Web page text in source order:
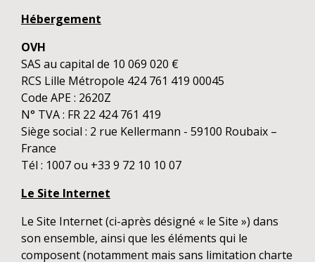
Hébergement
OVH
SAS au capital de 10 069 020 €
RCS Lille Métropole 424 761 419 00045
Code APE : 2620Z
N° TVA : FR 22 424 761 419
Siège social : 2 rue Kellermann - 59100 Roubaix –
France
Tél : 1007 ou +33 9 72 10 10 07
Le Site Internet
Le Site Internet (ci-après désigné « le Site ») dans
son ensemble, ainsi que les éléments qui le
composent (notamment mais sans limitation charte